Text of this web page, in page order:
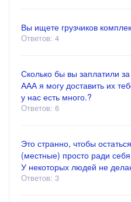
Вы ищете грузчиков
Ответов: 4
Сколько бы вы заплатили
ААА я могу доставить их
у нас есть много.?
Ответов: 6
Это странно, чтобы
(местные) просто ради
У некоторых людей не
Ответов: 3